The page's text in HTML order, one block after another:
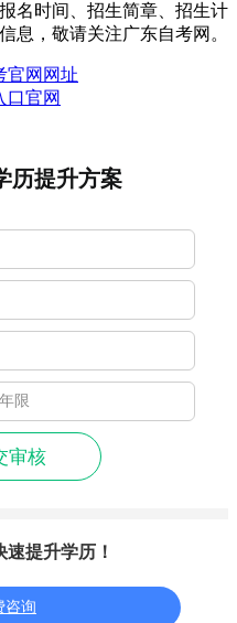
名时间、招生简章、招生计
息，敬请关注广东自考网。
官网网址
口官网
历提升方案
审核
提升学历！
咨询